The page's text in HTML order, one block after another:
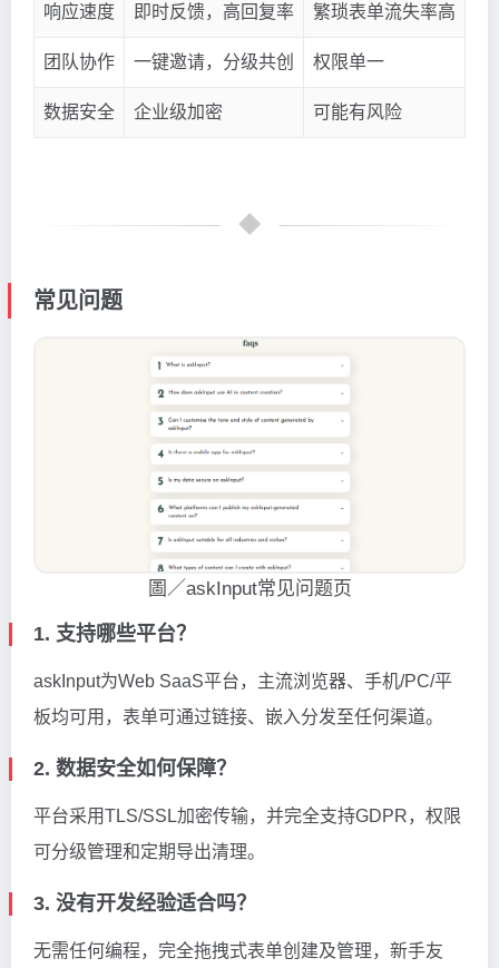
响应速度 即时反馈，高回复率 繁琐表单流失率高
团队协作 一键邀请，分级共创 权限单一
数据安全 企业级加密 可能有风险
常见问题
圖／askInput常见问题页
1. 支持哪些平台？
askInput为Web SaaS平台，主流浏览器、手机/PC/平
板均可用，表单可通过链接、嵌入分发至任何渠道。
2. 数据安全如何保障？
平台采用TLS/SSL加密传输，并完全支持GDPR，权限
可分级管理和定期导出清理。
3. 没有开发经验适合吗？
无需任何编程，完全拖拽式表单创建及管理，新手友